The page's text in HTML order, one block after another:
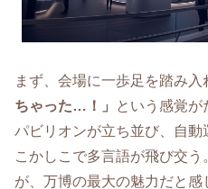
まず、会場に一歩足を踏み入
ちゃった…！」
という感覚が
パビリオンが立ち並び、自
こかしこで多言語が飛び交
が、万博の最大の魅力だと感